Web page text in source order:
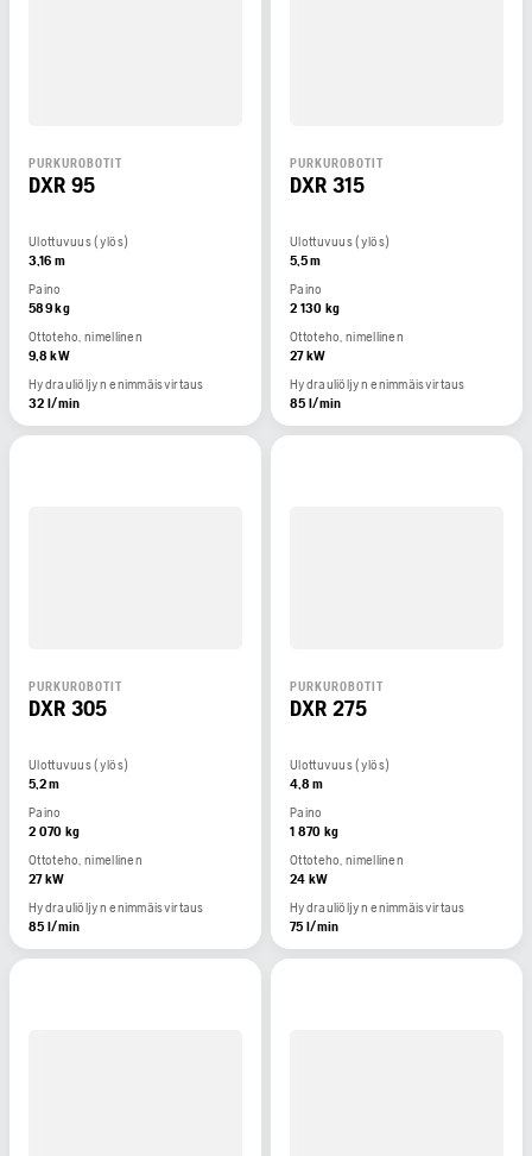
PURKUROBOTIT
DXR 95
Ulottuvuus (ylös)
3,16 m
Paino
589 kg
Ottoteho, nimellinen
9,8 kW
Hydrauliöljyn enimmäisvirtaus
32 l/min
PURKUROBOTIT
DXR 315
Ulottuvuus (ylös)
5,5 m
Paino
2 130 kg
Ottoteho, nimellinen
27 kW
Hydrauliöljyn enimmäisvirtaus
85 l/min
PURKUROBOTIT
DXR 305
Ulottuvuus (ylös)
5,2 m
Paino
2 070 kg
Ottoteho, nimellinen
27 kW
Hydrauliöljyn enimmäisvirtaus
85 l/min
PURKUROBOTIT
DXR 275
Ulottuvuus (ylös)
4,8 m
Paino
1 870 kg
Ottoteho, nimellinen
24 kW
Hydrauliöljyn enimmäisvirtaus
75 l/min